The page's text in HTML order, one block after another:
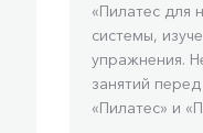
«Пилатес для
системы,
упражнения.
занятий
«Пилатес» и